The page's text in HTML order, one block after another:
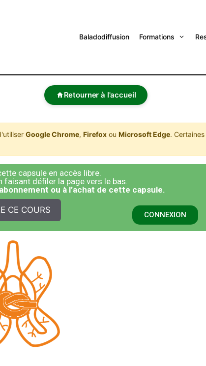
Baladodiffusion Formations
Retourner à l'accueil
Google Chrome, Firefoxou Microsoft Edge. Certaines
capsule en accès libre.
défiler la page vers le bas.
ou à l’achat de cette capsule.
CE COURS CONNEXION